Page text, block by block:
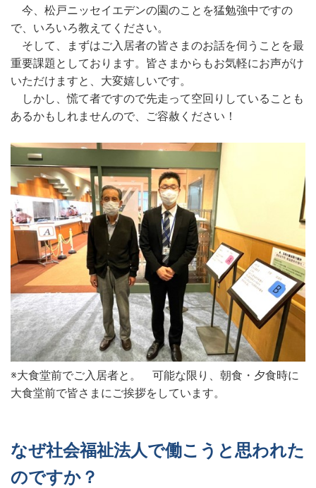
今、松戸ニッセイエデンの園のことを猛勉強中ですの
で、いろいろ教えてください。
そして、まずはご入居者の皆さまのお話を伺うことを最
重要課題としております。皆さまからもお気軽にお声がけ
いただけますと、大変嬉しいです。
しかし、慌て者ですので先走って空回りしていることも
あるかもしれませんので、ご容赦ください！
※大食堂前でご入居者と。 可能な限り、朝食・夕食時に
大食堂前で皆さまにご挨拶をしています。
なぜ社会福祉法人で働こうと思われた
のですか？